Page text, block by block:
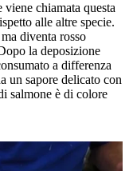
chiamata questa
alle altre specie.
diventa rosso
la deposizione
a differenza
un sapore delicato con
salmone è di colore